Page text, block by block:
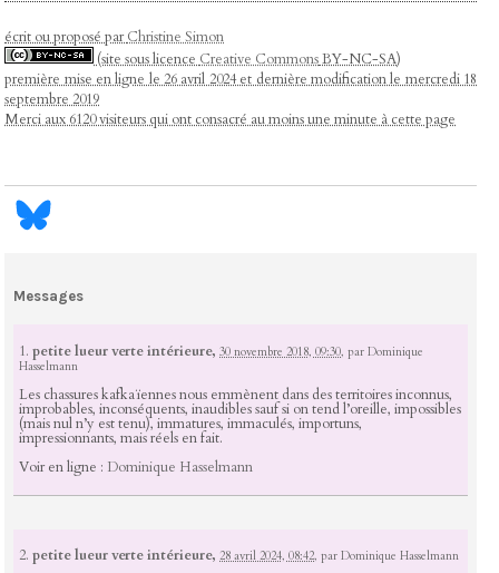
écrit ou proposé parChristine Simon
(site sous licence Creative CommonsBY-NC-SA)
première mise en ligne le 26 avril 2024 et dernière modification le mercredi 18
septembre 2019
Merci aux 6120 visiteurs qui ont consacré au moins une minute à cette page
Messages
1. petite lueur verte intérieure,30 novembre 2018, 09:30,parDominique
Hasselmann
Les chassures kafkaïennes nous emmènent dans des territoires inconnus,
improbables, inconséquents, inaudibles sauf si on tend l’oreille, impossibles
(mais nul n’y est tenu), immatures, immaculés, importuns,
impressionnants, mais réels en fait.
Voir en ligne : Dominique Hasselmann
2. petite lueur verte intérieure,28 avril 2024, 08:42,parDominique Hasselmann